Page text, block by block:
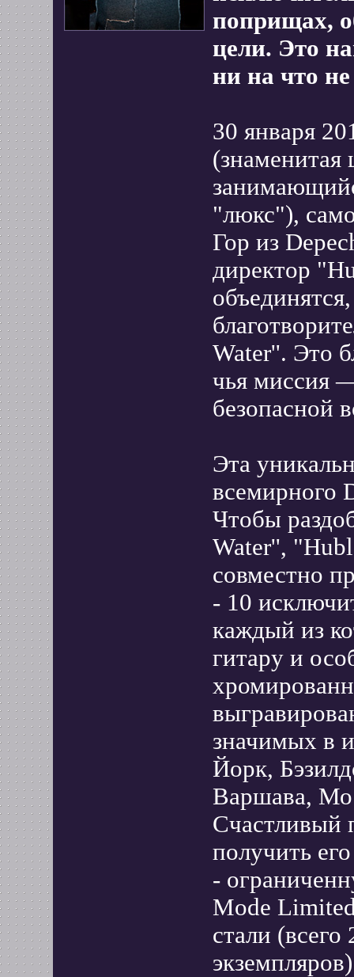
поприщах,
цели. Это
ни на что
30 января
(знаменитая
"люкс"),
Гор из
директор
Water''. Это
чья миссия
безопасной
Эта
всемирного
Чтобы
Water'',
совместно
- 10
каждый из
гитару и
значимых в
Йорк,
Варшава,
Счастливый
получить
-
Mode
стали